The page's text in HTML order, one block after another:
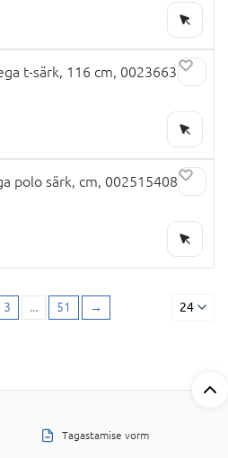
t-särk, 116 cm, 002366387
polo särk, cm, 002515408
3 ... 51 → 24
Tagastamise vorm